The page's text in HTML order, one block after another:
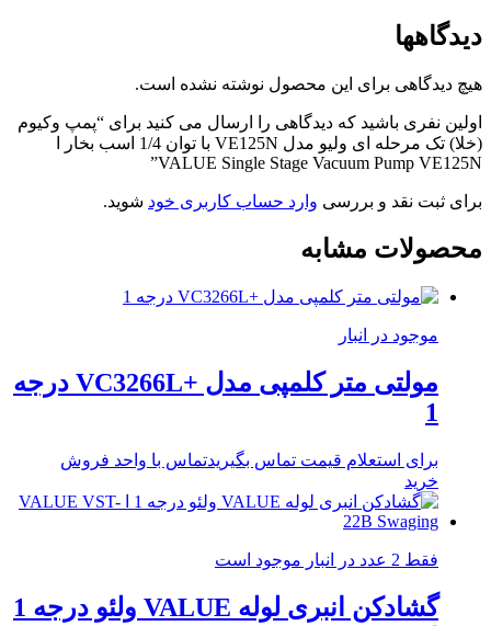
دیدگاهها
هیچ دیدگاهی برای این محصول نوشته نشده است.
اولین نفری باشید که دیدگاهی را ارسال می کنید برای “پمپ وکیوم
(خلا) تک مرحله ای ولیو مدل VE125N با توان 1/4 اسب بخار ا
VALUE Single Stage Vacuum Pump VE125N”
برای ثبت نقد و بررسی وارد حساب کاربری خود شوید.
محصولات مشابه
موجود در انبار
مولتی متر کلمپی مدل +VC3266L درجه
1
برای استعلام قیمت تماس بگیریدتماس با واحد فروش
خرید
فقط 2 عدد در انبار موجود است
گشادکن انبری لوله VALUE ولئو درجه 1